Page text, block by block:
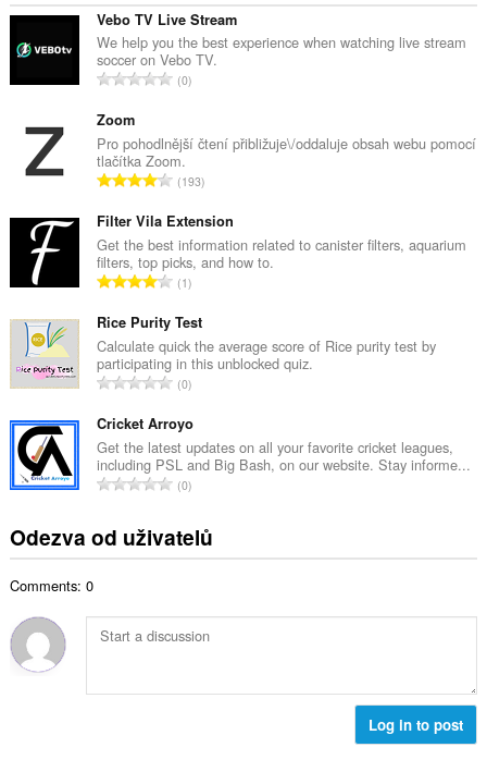
Vebo TV Live Stream
We help you the best experience when watching live stream
soccer on Vebo TV.
C
k
o
v
p
o
č
e
t
h
o
d
o
c
e
n
:
0
Zoom
Pro pohodlnější čtení přibližuje\/oddaluje obsah webu pomocí
tlačítka Zoom.
C
l
k
o
v
p
o
č
e
t
h
o
d
o
c
í
:
193
Filter Vila Extension
Get the best information related to canister filters, aquarium
filters, top picks, and how to.
C
l
k
o
v
p
o
č
e
h
o
o
n
1
Rice Purity Test
Calculate quick the average score of Rice purity test by
participating in this unblocked quiz.
C
l
k
o
v
p
o
t
h
0
Cricket Arroyo
Get the latest updates on all your favorite cricket leagues,
including PSL and Big Bash, on our website. Stay informe...
C
k
ý
p
e
0
Odezva od uživatelů
Comments: 0
Log in to post